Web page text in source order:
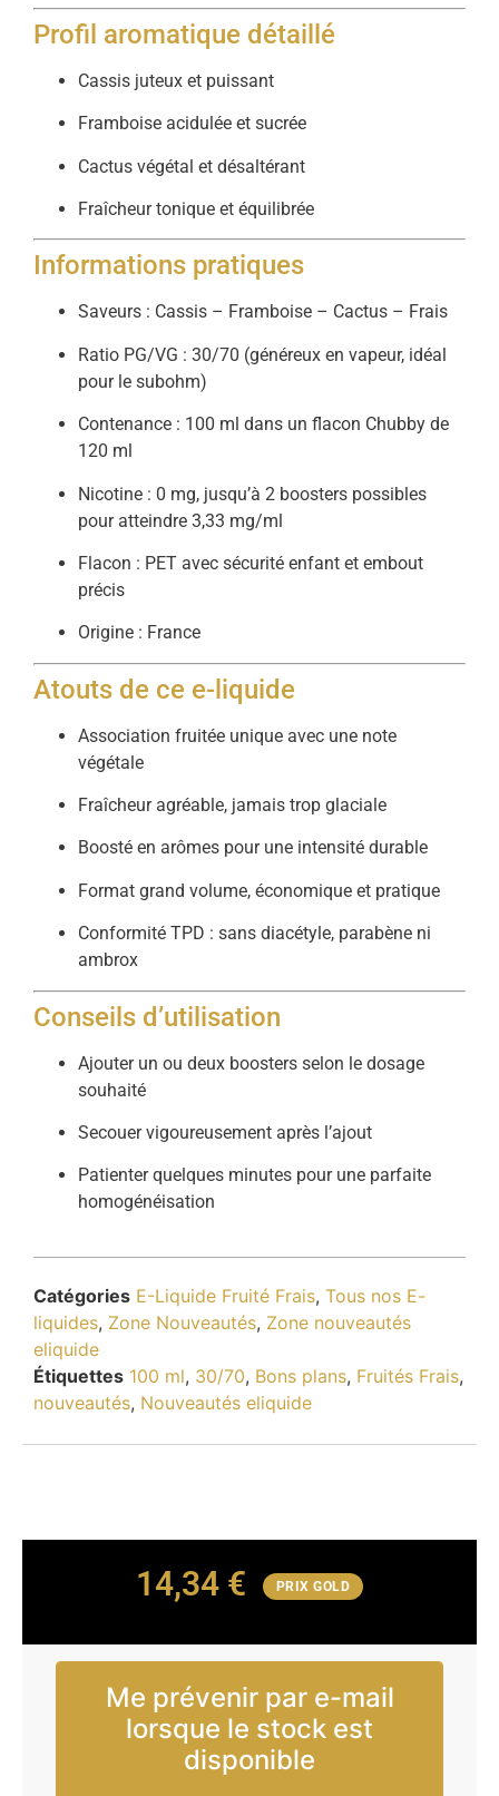
Profil aromatique détaillé
Cassis juteux et puissant
Framboise acidulée et sucrée
Cactus végétal et désaltérant
Fraîcheur tonique et équilibrée
Informations pratiques
Saveurs : Cassis – Framboise – Cactus – Frais
Ratio PG/VG : 30/70 (généreux en vapeur, idéal
pour le subohm)
Contenance : 100 ml dans un flacon Chubby de
120 ml
Nicotine : 0 mg, jusqu’à 2 boosters possibles
pour atteindre 3,33 mg/ml
Flacon : PET avec sécurité enfant et embout
précis
Origine : France
Atouts de ce e-liquide
Association fruitée unique avec une note
végétale
Fraîcheur agréable, jamais trop glaciale
Boosté en arômes pour une intensité durable
Format grand volume, économique et pratique
Conformité TPD : sans diacétyle, parabène ni
ambrox
Conseils d’utilisation
Ajouter un ou deux boosters selon le dosage
souhaité
Secouer vigoureusement après l’ajout
Patienter quelques minutes pour une parfaite
homogénéisation
Catégories E-Liquide Fruité Frais, Tous nos E-
liquides, Zone Nouveautés, Zone nouveautés
eliquide
Étiquettes 100 ml, 30/70, Bons plans, Fruités Frais,
nouveautés, Nouveautés eliquide
14,34 € PRIX GOLD
Me prévenir par e-mail
lorsque le stock est
disponible